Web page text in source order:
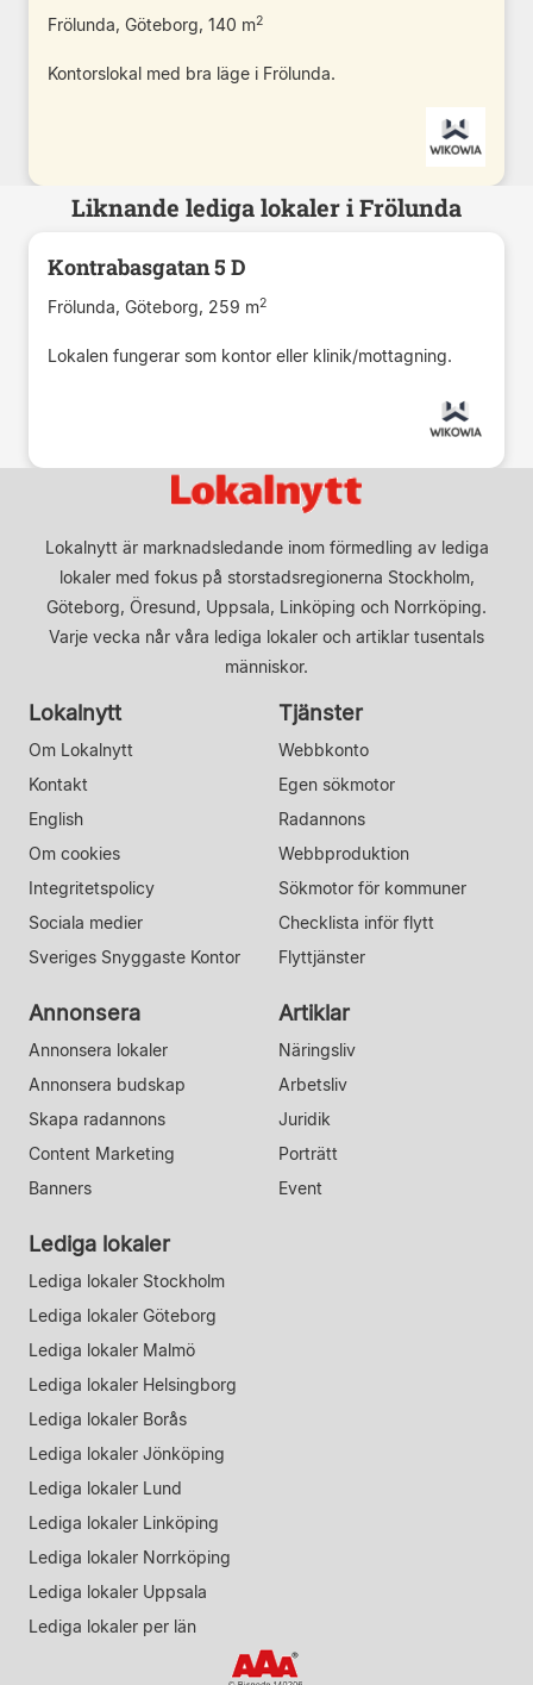
Frölunda, Göteborg, 140 m2
Kontorslokal med bra läge i Frölunda.
Liknande lediga lokaler i Frölunda
Kontrabasgatan 5 D
Frölunda, Göteborg, 259 m2
Lokalen fungerar som kontor eller klinik/mottagning.
Lokalnytt är marknadsledande inom förmedling av lediga
lokaler med fokus på storstadsregionerna Stockholm,
Göteborg, Öresund, Uppsala, Linköping och Norrköping.
Varje vecka når våra lediga lokaler och artiklar tusentals
människor.
Lokalnytt
Om Lokalnytt
Kontakt
English
Om cookies
Integritetspolicy
Sociala medier
Sveriges Snyggaste Kontor
Tjänster
Webbkonto
Egen sökmotor
Radannons
Webbproduktion
Sökmotor för kommuner
Checklista inför flytt
Flyttjänster
Annonsera
Annonsera lokaler
Annonsera budskap
Skapa radannons
Content Marketing
Banners
Artiklar
Näringsliv
Arbetsliv
Juridik
Porträtt
Event
Lediga lokaler
Lediga lokaler Stockholm
Lediga lokaler Göteborg
Lediga lokaler Malmö
Lediga lokaler Helsingborg
Lediga lokaler Borås
Lediga lokaler Jönköping
Lediga lokaler Lund
Lediga lokaler Linköping
Lediga lokaler Norrköping
Lediga lokaler Uppsala
Lediga lokaler per län